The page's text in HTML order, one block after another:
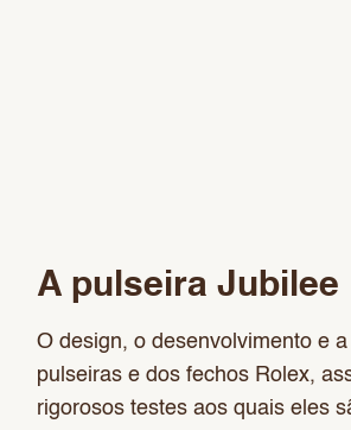
A pulseira Jubilee
O design, o desenvolvimento e
pulseiras e dos fechos Rolex,
rigorosos testes aos quais eles